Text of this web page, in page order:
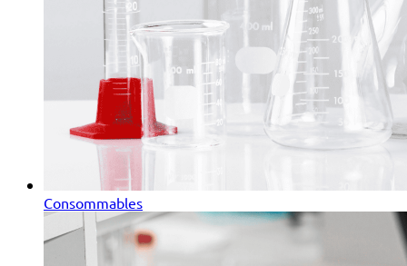
Consommables